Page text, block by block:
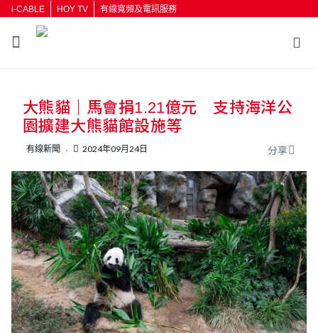
i-CABLE HOY TV 有線寬頻及電訊服務
按輸入鍵開始搜尋
大熊貓｜馬會捐1.21億元 支持海洋公
園擴建大熊貓館設施等
有線新聞 2024年09月24日 分享